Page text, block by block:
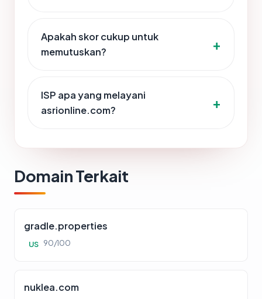
Apakah skor cukup untuk
memutuskan?
ISP apa yang melayani
asrionline.com?
Domain Terkait
gradle.properties
US 90/100
nuklea.com